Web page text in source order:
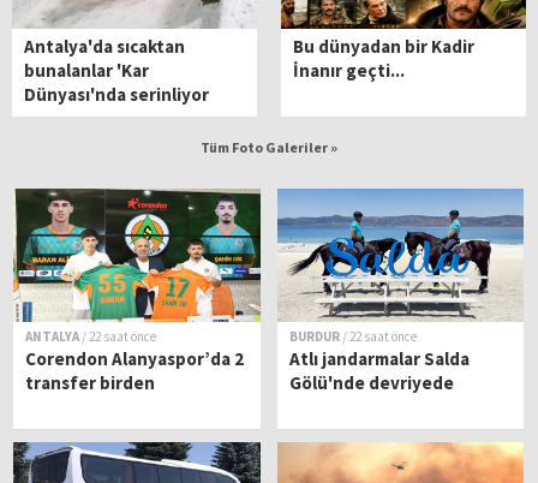
Antalya'da sıcaktan
bunalanlar 'Kar
Dünyası'nda serinliyor
Bu dünyadan bir Kadir
İnanır geçti...
Tüm Foto Galeriler »
ANTALYA / 22 saat önce
Corendon Alanyaspor’da 2
transfer birden
BURDUR / 22 saat önce
Atlı jandarmalar Salda
Gölü'nde devriyede